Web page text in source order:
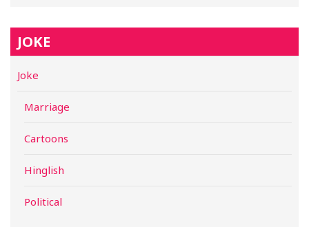
JOKE
Joke
Marriage
Cartoons
Hinglish
Political